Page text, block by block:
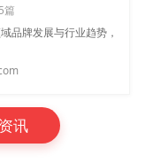
篇
品牌发展与行业趋势，
讯